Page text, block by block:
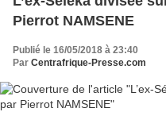
Pierrot NAMSENE
Publié le 16/05/2018 à 23:40
Par Centrafrique-Presse.com